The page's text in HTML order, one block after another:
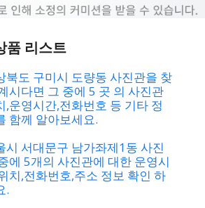
품 리스트
북도 구미시 도량동 사진관을 찾
시다면 그 중에 5 곳 의 사진관
,운영시간,전화번호 등 기타 정
함께 알아보세요.
시 서대문구 남가좌제1동 사진
에 5개의 사진관에 대한 운영시
치,전화번호,주소 정보 확인 하
.